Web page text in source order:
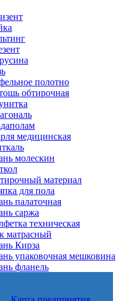
полотно
обтирочная
медицинская
молескин
материал
для пола
палаточная
саржа
техническая
матрасный
Кирза
упаковочная мешковина
фланель